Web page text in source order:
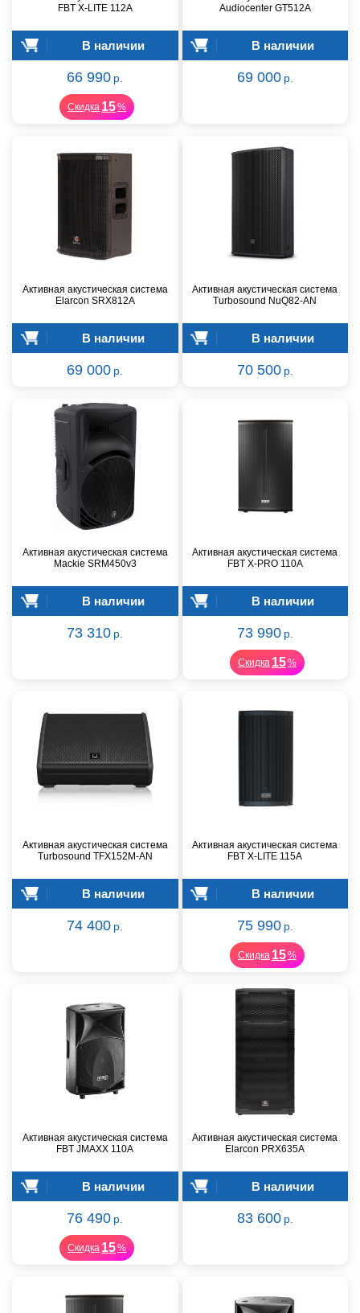
FBT X-LITE 112A
В наличии
66 990 р.
Скидка 15%
Audiocenter GT512A
В наличии
69 000 р.
Активная акустическая система
Elarcon SRX812A
В наличии
69 000 р.
Активная акустическая система
Turbosound NuQ82-AN
В наличии
70 500 р.
Активная акустическая система
Mackie SRM450v3
В наличии
73 310 р.
Активная акустическая система
FBT X-PRO 110A
В наличии
73 990 р.
Скидка 15%
Активная акустическая система
Turbosound TFX152M-AN
В наличии
74 400 р.
Активная акустическая система
FBT X-LITE 115A
В наличии
75 990 р.
Скидка 15%
Активная акустическая система
FBT JMAXX 110A
В наличии
76 490 р.
Скидка 15%
Активная акустическая система
Elarcon PRX635A
В наличии
83 600 р.